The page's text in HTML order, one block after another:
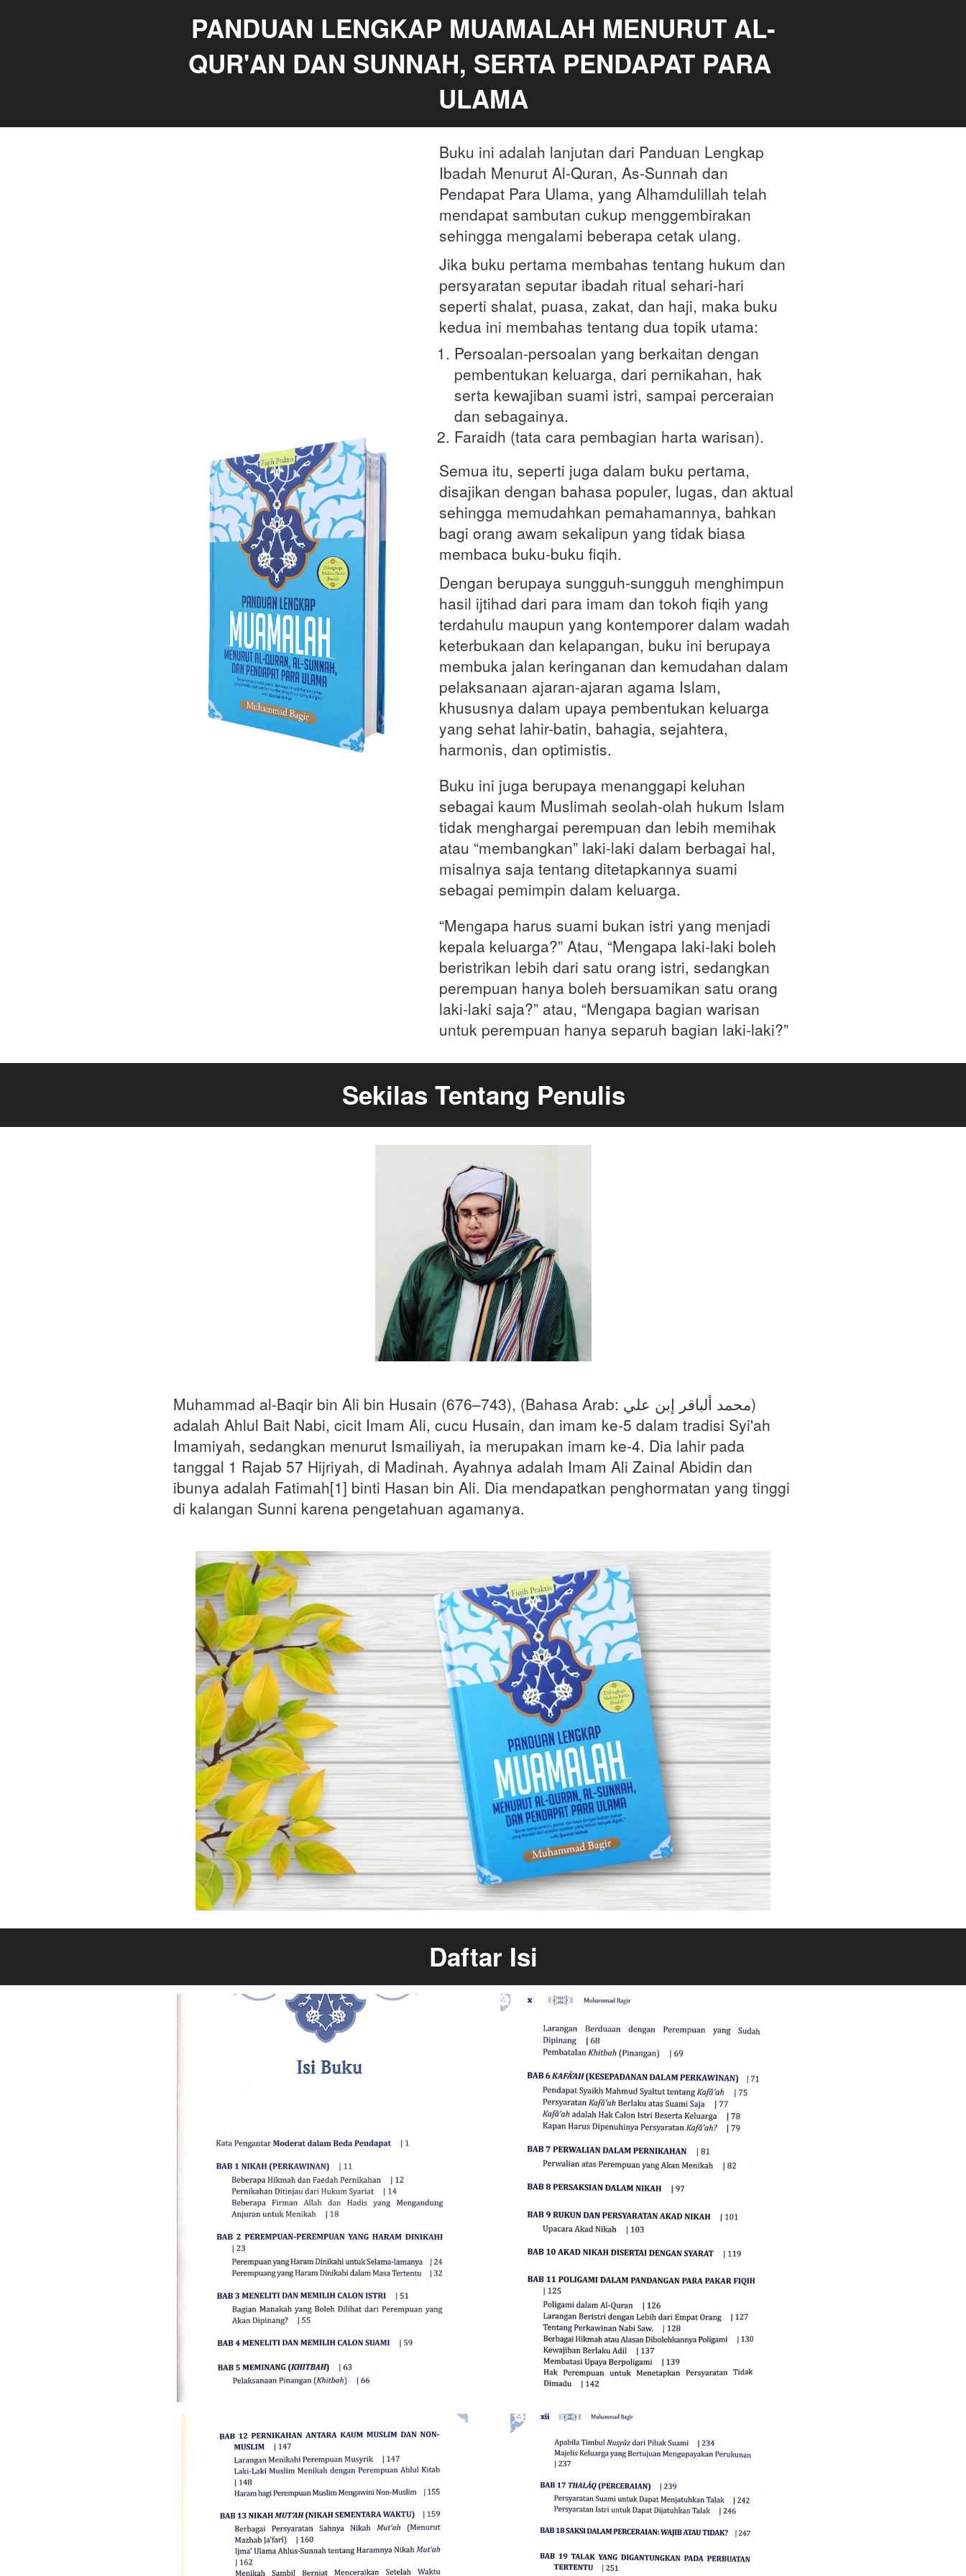
PANDUAN LENGKAP MUAMALAH MENURUT AL-
QUR'AN DAN SUNNAH, SERTA PENDAPAT PARA
ULAMA
Buku ini adalah lanjutan dari Panduan Lengkap
Ibadah Menurut Al-Quran, As-Sunnah dan
Pendapat Para Ulama, yang Alhamdulillah telah
mendapat sambutan cukup menggembirakan
sehingga mengalami beberapa cetak ulang.
Jika buku pertama membahas tentang hukum dan
persyaratan seputar ibadah ritual sehari-hari
seperti shalat, puasa, zakat, dan haji, maka buku
kedua ini membahas tentang dua topik utama:
Persoalan-persoalan yang berkaitan dengan
pembentukan keluarga, dari pernikahan, hak
serta kewajiban suami istri, sampai perceraian
dan sebagainya.
Faraidh (tata cara pembagian harta warisan).
Semua itu, seperti juga dalam buku pertama,
disajikan dengan bahasa populer, lugas, dan aktual
sehingga memudahkan pemahamannya, bahkan
bagi orang awam sekalipun yang tidak biasa
membaca buku-buku fiqih.
Dengan berupaya sungguh-sungguh menghimpun
hasil ijtihad dari para imam dan tokoh fiqih yang
terdahulu maupun yang kontemporer dalam wadah
keterbukaan dan kelapangan, buku ini berupaya
membuka jalan keringanan dan kemudahan dalam
pelaksanaan ajaran-ajaran agama Islam,
khususnya dalam upaya pembentukan keluarga
yang sehat lahir-batin, bahagia, sejahtera,
harmonis, dan optimistis.
Buku ini juga berupaya menanggapi keluhan
sebagai kaum Muslimah seolah-olah hukum Islam
tidak menghargai perempuan dan lebih memihak
atau “membangkan” laki-laki dalam berbagai hal,
misalnya saja tentang ditetapkannya suami
sebagai pemimpin dalam keluarga.
“Mengapa harus suami bukan istri yang menjadi
kepala keluarga?” Atau, “Mengapa laki-laki boleh
beristrikan lebih dari satu orang istri, sedangkan
perempuan hanya boleh bersuamikan satu orang
laki-laki saja?” atau, “Mengapa bagian warisan
untuk perempuan hanya separuh bagian laki-laki?”
Sekilas Tentang Penulis
Muhammad al-Baqir bin Ali bin Husain (676–743), (Bahasa Arab: محمد ألباقر إبن علي)
adalah Ahlul Bait Nabi, cicit Imam Ali, cucu Husain, dan imam ke-5 dalam tradisi Syi'ah
Imamiyah, sedangkan menurut Ismailiyah, ia merupakan imam ke-4. Dia lahir pada
tanggal 1 Rajab 57 Hijriyah, di Madinah. Ayahnya adalah Imam Ali Zainal Abidin dan
ibunya adalah Fatimah[1] binti Hasan bin Ali. Dia mendapatkan penghormatan yang tinggi
di kalangan Sunni karena pengetahuan agamanya.
Daftar Isi